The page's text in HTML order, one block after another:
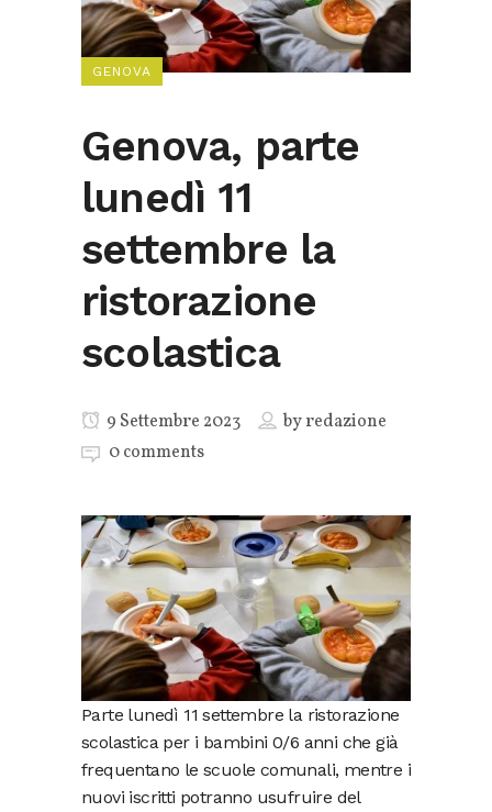
GENOVA
Genova, parte
lunedì 11
settembre la
ristorazione
scolastica
9 Settembre 2023 byredazione
0 comments
Parte lunedì 11 settembre la ristorazione
scolastica per i bambini 0/6 anni che già
frequentano le scuole comunali, mentre i
nuovi iscritti potranno usufruire del